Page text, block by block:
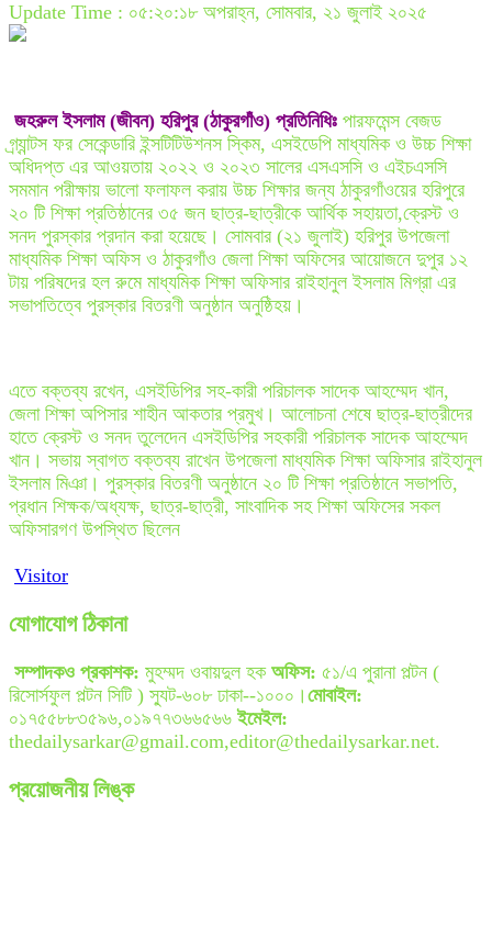
Update Time : ০৫:২০:১৮ অপরাহ্ন, সোমবার, ২১ জুলাই ২০২৫
জহরুল ইসলাম (জীবন) হরিপুর (ঠাকুরগাঁও) প্রতিনিধিঃ পারফমেন্স বেজড
গ্র্যান্টস ফর সেকেন্ডারি ইন্সটিটিউশনস স্কিম, এসইডেপি মাধ্যমিক ও উচ্চ শিক্ষা
অধিদপ্ত এর আওয়তায় ২০২২ ও ২০২৩ সালের এসএসসি ও এইচএসসি
সমমান পরীক্ষায় ভালো ফলাফল করায় উচ্চ শিক্ষার জন্য ঠাকুরগাঁওয়ের হরিপুরে
২০ টি শিক্ষা প্রতিষ্ঠানের ৩৫ জন ছাত্র-ছাত্রীকে আর্থিক সহায়তা,ক্রেস্ট ও
সনদ পুরস্কার প্রদান করা হয়েছে। সোমবার (২১ জুলাই) হরিপুর উপজেলা
মাধ্যমিক শিক্ষা অফিস ও ঠাকুরগাঁও জেলা শিক্ষা অফিসের আয়োজনে দুপুর ১২
টায় পরিষদের হল রুমে মাধ্যমিক শিক্ষা অফিসার রাইহানুল ইসলাম মিগ্রা এর
সভাপতিত্বে পুরস্কার বিতরণী অনুষ্ঠান অনুষ্ঠিহয়।
এতে বক্তব্য রখেন, এসইডিপির সহ-কারী পরিচালক সাদেক আহম্মেদ খান,
জেলা শিক্ষা অপিসার শাহীন আকতার প্রমুখ। আলোচনা শেষে ছাত্র-ছাত্রীদের
হাতে ক্রেস্ট ও সনদ তুলেদেন এসইডিপির সহকারী পরিচালক সাদেক আহম্মেদ
খান। সভায় স্বাগত বক্তব্য রাখেন উপজেলা মাধ্যমিক শিক্ষা অফিসার রাইহানুল
ইসলাম মিঞা। পুরস্কার বিতরণী অনুষ্ঠানে ২০ টি শিক্ষা প্রতিষ্ঠানে সভাপতি,
প্রধান শিক্ষক/অধ্যক্ষ, ছাত্র-ছাত্রী, সাংবাদিক সহ শিক্ষা অফিসের সকল
অফিসারগণ উপস্থিত ছিলেন
Visitor
যোগাযোগ ঠিকানা
সম্পাদকও প্রকাশক: মুহম্মদ ওবায়দুল হক অফিস: ৫১/এ পুরানা পল্টন (
রিসোর্সফুল পল্টন সিটি ) স্যুট-৬০৮ ঢাকা--১০০০। মোবাইল:
০১৭৫৫৮৮৩৫৯৬,০১৯৭৭৩৬৬৫৬৬ ইমেইল:
thedailysarkar@gmail.com,editor@thedailysarkar.net.
প্রয়োজনীয় লিঙ্ক